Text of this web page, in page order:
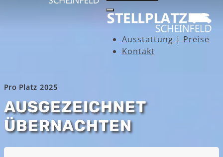
Ausstattung | Preise
Kontakt
Pro Platz 2025
AUSGEZEICHNET
ÜBERNACHTEN